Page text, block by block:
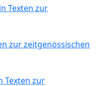
Texten zur
zur zeitgenössischen
Texten zur